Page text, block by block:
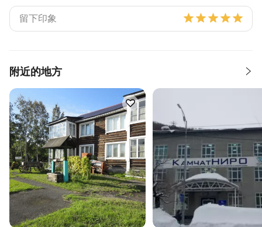
附近的地方